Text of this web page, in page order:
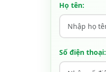
Họ tên:
Số điện thoại: